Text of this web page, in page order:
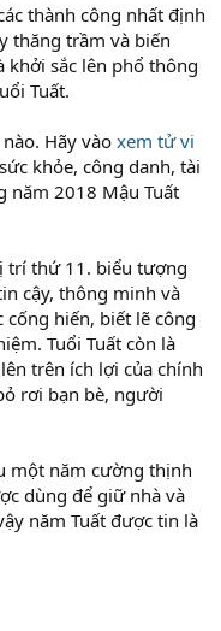
thành công nhất định
thăng trầm và biến
khởi sắc lên phổ thông
Tuất.
Hãy vào xem tử vi
khỏe, công danh, tài
năm 2018 Mậu Tuất
trí thứ 11. biểu tượng
cậy, thông minh và
hiến, biết lẽ công
Tuổi Tuất còn là
trên ích lợi của chính
rơi bạn bè, người
một năm cường thịnh
dùng để giữ nhà và
năm Tuất được tin là